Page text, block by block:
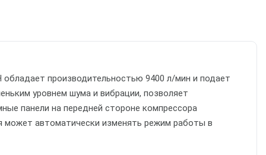
производительностью 9400 л/мин и подает
уровнем шума и вибрации, позволяет
панели на передней стороне компрессора
может автоматически изменять режим работы в